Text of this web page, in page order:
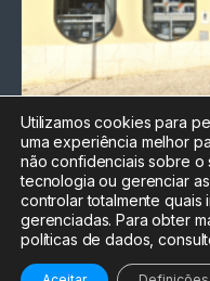
Utilizamos cookies para
uma experiência melhor
não confidenciais sobre o
tecnologia ou gerenciar
controlar totalmente
gerenciadas. Para obter
políticas de dados,